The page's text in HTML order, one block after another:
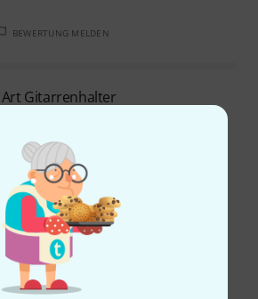
BEWERTUNG MELDEN
Gitarrenhalter
und unverwüstlich. Für alle
Ich werwende Guitar Grip seit